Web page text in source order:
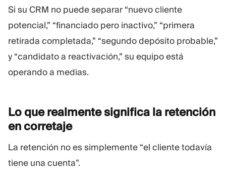
Si su CRM no puede separar “nuevo cliente
potencial,” “financiado pero inactivo,” “primera
retirada completada,” “segundo depósito probable,”
y “candidato a reactivación,” su equipo está
operando a medias.
Lo que realmente significa la retención
encorretaje
La retención no es simplemente “el cliente todavía
tiene una cuenta”.